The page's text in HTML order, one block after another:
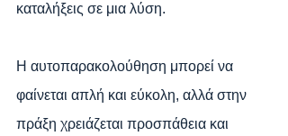
καταλήξεις σε μια λύση.
Η αυτοπαρακολούθηση μπορεί να
φαίνεται απλή και εύκολη, αλλά στην
πράξη χρειάζεται προσπάθεια και